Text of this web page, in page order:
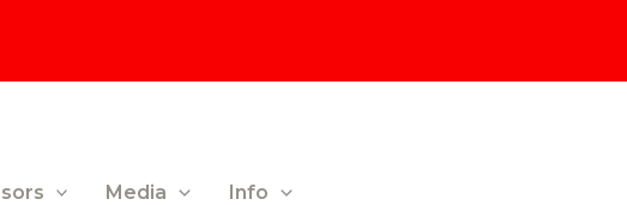
Media Info